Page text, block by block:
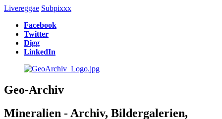
Livereggae Subpixxx
Facebook
Twitter
Digg
LinkedIn
Geo-Archiv
Mineralien - Archiv, Bildergalerien,